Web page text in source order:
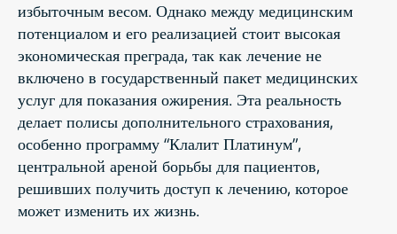
избыточным весом. Однако между медицинским
потенциалом и его реализацией стоит высокая
экономическая преграда, так как лечение не
включено в государственный пакет медицинских
услуг для показания ожирения. Эта реальность
делает полисы дополнительного страхования,
особенно программу “Клалит Платинум”,
центральной ареной борьбы для пациентов,
решивших получить доступ к лечению, которое
может изменить их жизнь.